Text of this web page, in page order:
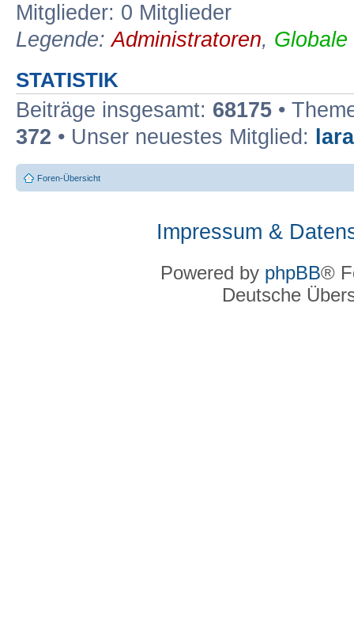
Mitglieder: 0 Mitglieder
Legende:Administratoren,
STATISTIK
Beiträge insgesamt: 68175 •
372 • Unser neuestes Mitglied:
Foren-Übersicht
Impressum &
Powered by phpBB®
Deutsche